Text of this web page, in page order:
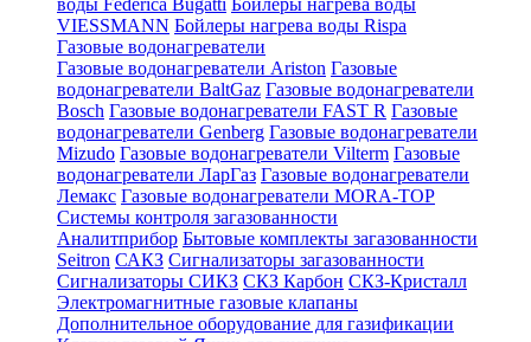
воды Federica Bugatti Бойлеры нагрева воды
VIESSMANN Бойлеры нагрева воды Rispa
Газовые водонагреватели
Газовые водонагреватели Ariston Газовые
водонагреватели BaltGaz Газовые водонагреватели
Bosch Газовые водонагреватели FAST R Газовые
водонагреватели Genberg Газовые водонагреватели
Mizudo Газовые водонагреватели Vilterm Газовые
водонагреватели ЛарГаз Газовые водонагреватели
Лемакс Газовые водонагреватели MORA-TOP
Системы контроля загазованности
Аналитприбор Бытовые комплекты загазованности
Seitron САКЗ Сигнализаторы загазованности
Сигнализаторы СИКЗ СКЗ Карбон СКЗ-Кристалл
Электромагнитные газовые клапаны
Дополнительное оборудование для газификации